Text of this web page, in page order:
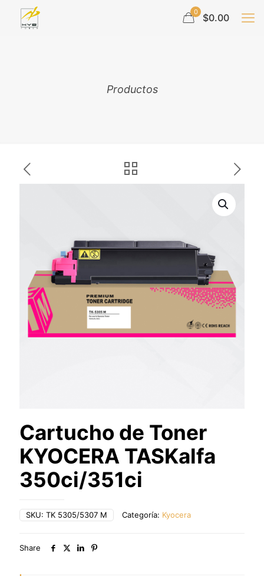
0 $0.00
Productos
Cartucho de Toner
KYOCERA TASKalfa
350ci/351ci
SKU: TK 5305/5307 M Categoría: Kyocera
Share